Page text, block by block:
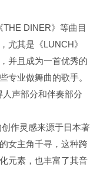
DINER》等曲目
尤其是《LUNCH》
并且成为一首优秀的
专业做舞曲的歌手。
人声部分和伴奏部分
作灵感来源于日本著
女主角千寻，这种跨
元素，也丰富了其音